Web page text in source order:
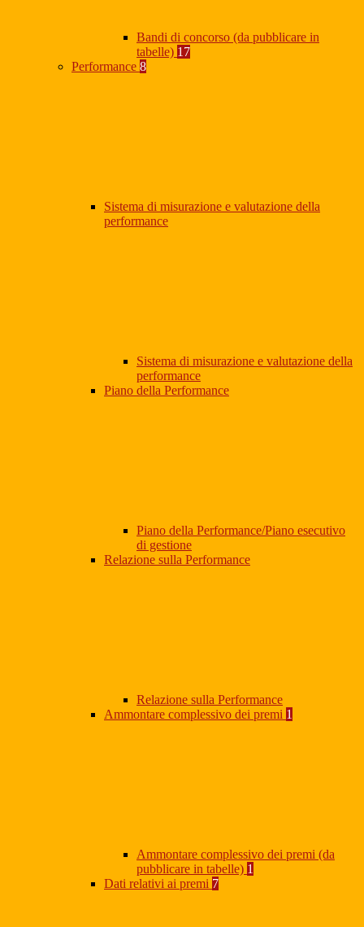
Bandi di concorso (da pubblicare in
tabelle) 17
Performance 8
Sistema di misurazione e valutazione della
performance
Sistema di misurazione e valutazione della
performance
Piano della Performance
Piano della Performance/Piano esecutivo
di gestione
Relazione sulla Performance
Relazione sulla Performance
Ammontare complessivo dei premi 1
Ammontare complessivo dei premi (da
pubblicare in tabelle) 1
Dati relativi ai premi 7